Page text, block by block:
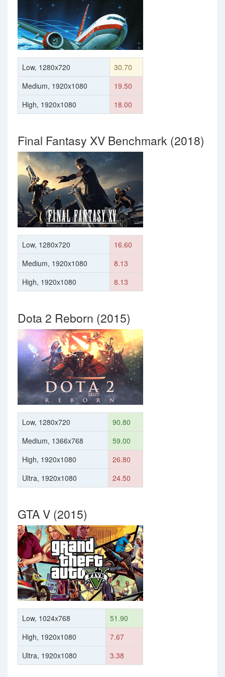
Low, 1280x720
30.70
Medium, 1920x1080
19.50
High, 1920x1080
18.00
Final Fantasy XV Benchmark (2018)
Low, 1280x720
16.60
Medium, 1920x1080
8.13
High, 1920x1080
8.13
Dota 2 Reborn (2015)
Low, 1280x720
90.80
Medium, 1366x768
59.00
High, 1920x1080
26.80
Ultra, 1920x1080
24.50
GTA V (2015)
Low, 1024x768
51.90
High, 1920x1080
7.67
Ultra, 1920x1080
3.38